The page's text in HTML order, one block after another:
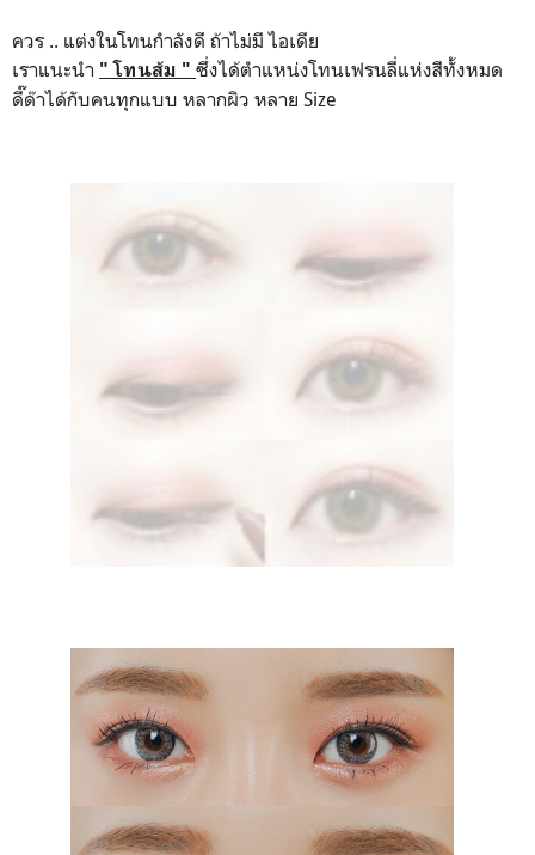
ควร .. แต่งในโทนกำลังดี ถ้าไม่มี ไอเดีย
เราแนะนำ " โทนส้ม " ซึ่งได้ตำแหน่งโทนเฟรนลี่แห่งสีทั้งหมด
ดี๊ด๊าได้กับคนทุกแบบ หลากผิว หลาย Size